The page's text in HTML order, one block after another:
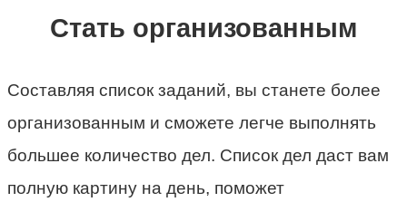
Стать организованным
Составляя список заданий, вы станете более
организованным и сможете легче выполнять
большее количество дел. Список дел даст вам
полную картину на день, поможет